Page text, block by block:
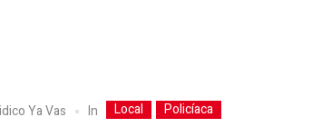
Ya Vas In Local Policíaca